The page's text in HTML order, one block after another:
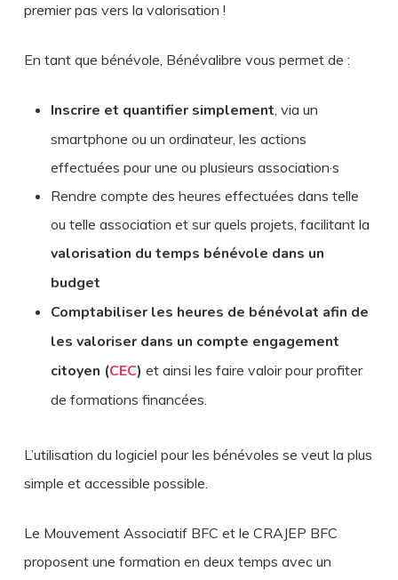
premier pas vers la valorisation !
En tant que bénévole, Bénévalibre vous permet de :
Inscrire et quantifier simplement, via un
smartphone ou un ordinateur, les actions
effectuées pour une ou plusieurs association·s
Rendre compte des heures effectuées dans telle
ou telle association et sur quels projets, facilitant la
valorisation du temps bénévole dans un
budget
Comptabiliser les heures de bénévolat afin de
les valoriser dans un compte engagement
citoyen (CEC) et ainsi les faire valoir pour profiter
de formations financées.
L’utilisation du logiciel pour les bénévoles se veut la plus
simple et accessible possible.
Le Mouvement Associatif BFC et le CRAJEP BFC
proposent une formation en deux temps avec un